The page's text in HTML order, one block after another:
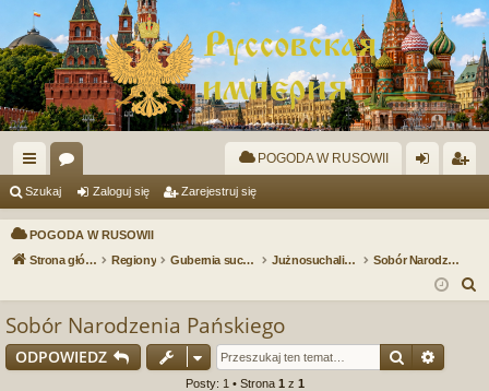
ię
ce
j
or
a
POGODA W RUSOWII
og
uj
ej
tru
Szukaj Zaloguj się Zarejestruj się
POGODA W RUSOWII
Strona główna
Regiony Gubernia suchalińska Jużnosuchalińsk
Sobór Narodzenia Pańskiego
Sobór Narodzenia Pańskiego
ODPOWIEDZ Szukaj
Posty: 1 • Strona 1 z 1